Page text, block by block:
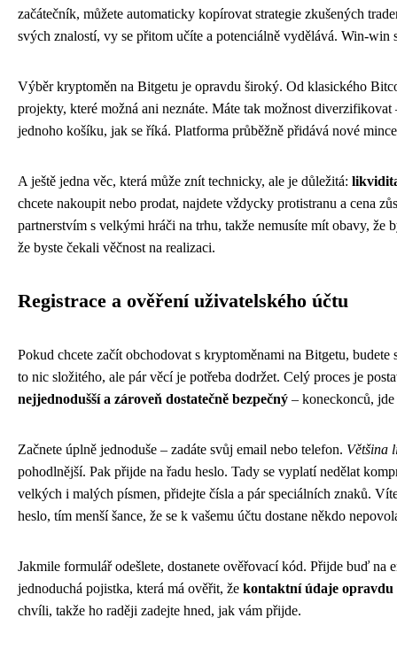
začátečník, můžete automaticky kopírovat strategie zkušených
svých znalostí, vy se přitom učíte a potenciálně vydělává. Win-win
Výběr kryptoměn na Bitgetu je opravdu široký. Od klasického
projekty, které možná ani neznáte. Máte tak možnost diverzifikovat
jednoho košíku, jak se říká. Platforma průběžně přidává nové
A ještě jedna věc, která může znít technicky, ale je důležitá:
chcete nakoupit nebo prodat, najdete vždycky protistranu a cena
partnerstvím s velkými hráči na trhu, takže nemusíte mít obavy, že
že byste čekali věčnost na realizaci.
Registrace a ověření uživatelského účtu
Pokud chcete začít obchodovat s kryptoměnami na Bitgetu,
to nic složitého, ale pár věcí je potřeba dodržet. Celý proces je
nejjednodušší a zároveň dostatečně bezpečný – koneckonců, jde
Začnete úplně jednoduše – zadáte svůj email nebo telefon. Většina
pohodlnější. Pak přijde na řadu heslo. Tady se vyplatí nedělat
velkých i malých písmen, přidejte čísla a pár speciálních znaků.
heslo, tím menší šance, že se k vašemu účtu dostane někdo
Jakmile formulář odešlete, dostanete ověřovací kód. Přijde buď na
jednoduchá pojistka, která má ověřit, že kontaktní údaje opravdu
chvíli, takže ho raději zadejte hned, jak vám přijde.